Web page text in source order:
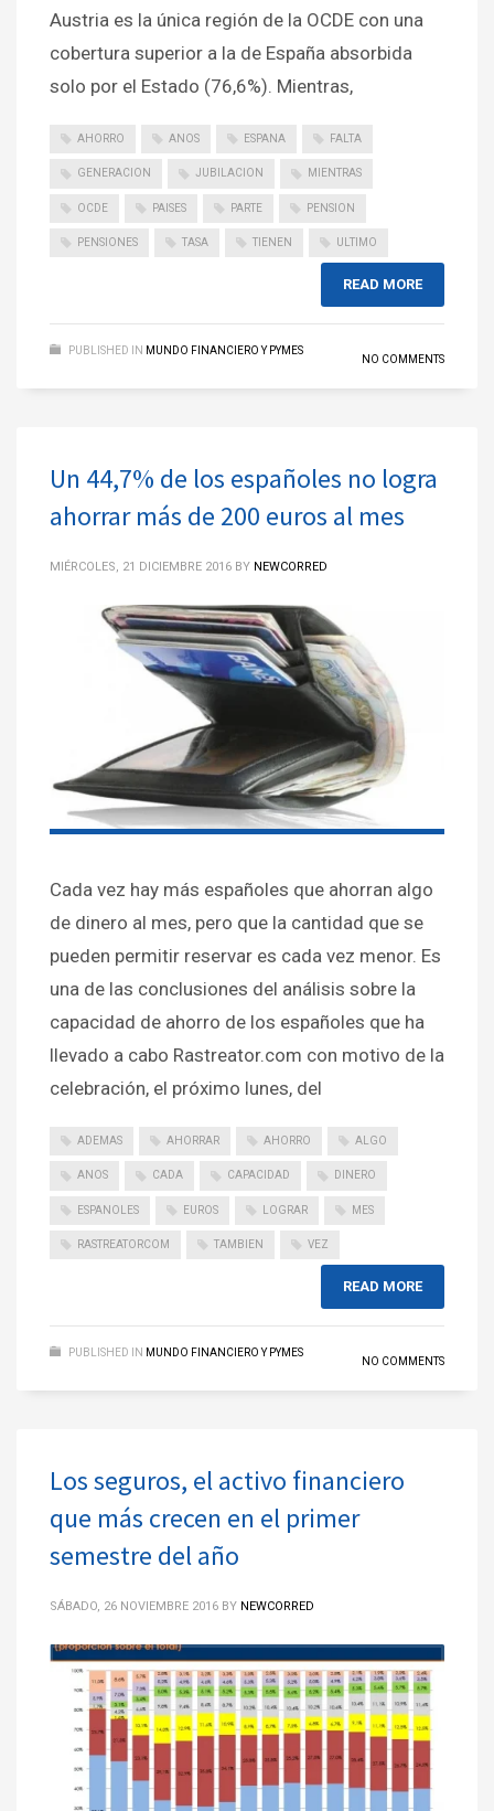
Austria es la única región de la OCDE con una
cobertura superior a la de España absorbida
solo por el Estado (76,6%). Mientras,
AHORRO ANOS ESPANA FALTA
GENERACION JUBILACION MIENTRAS
OCDE PAISES PARTE PENSION
PENSIONES TASA TIENEN ULTIMO
READ MORE
PUBLISHED IN MUNDO FINANCIERO Y PYMES
NO COMMENTS
Un 44,7% de los españoles no logra
ahorrar más de 200 euros al mes
MIÉRCOLES, 21 DICIEMBRE 2016 BY NEWCORRED
Cada vez hay más españoles que ahorran algo
de dinero al mes, pero que la cantidad que se
pueden permitir reservar es cada vez menor. Es
una de las conclusiones del análisis sobre la
capacidad de ahorro de los españoles que ha
llevado a cabo Rastreator.com con motivo de la
celebración, el próximo lunes, del
ADEMAS AHORRAR AHORRO ALGO
ANOS CADA CAPACIDAD DINERO
ESPANOLES EUROS LOGRAR MES
RASTREATORCOM TAMBIEN VEZ
READ MORE
PUBLISHED IN MUNDO FINANCIERO Y PYMES
NO COMMENTS
Los seguros, el activo financiero
que más crecen en el primer
semestre del año
SÁBADO, 26 NOVIEMBRE 2016 BY NEWCORRED